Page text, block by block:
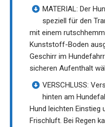
MATERIAL: Der
speziell für den
mit einem
Kunststoff-Boden
Geschirr im
sicheren Aufenthalt
VERSCHLUSS:
hinten am
Hund leichten Einstieg
Frischluft. Bei Regen